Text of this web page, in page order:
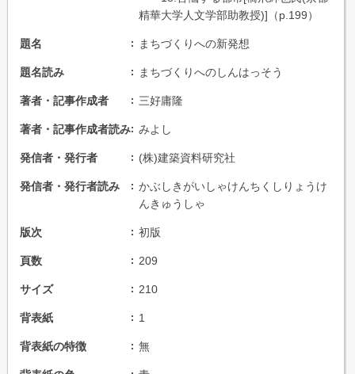
精華大学人文学部助教授)]（p.199）
題名 まちづくりへの新発想
題名読み まちづくりへのしんはっそう
著者・記事作成者 三好庸隆
著者・記事作成者読み みよし
発信者・発行者 (株)建築資料研究社
発信者・発行者読み
かぶしきがいしゃけんちくしりょうけ
んきゅうしゃ
版次 初版
頁数 209
サイズ 210
背表紙 1
背表紙の特徴 無